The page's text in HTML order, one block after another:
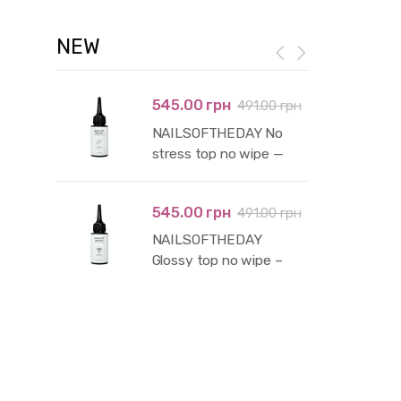
NEW
545.00 грн 491.00 грн
NAILSOFTHEDAY No
stress top no wipe —
фільтрів, 50 мл
545.00 грн 491.00 грн
NAILSOFTHEDAY
Glossy top no wipe –